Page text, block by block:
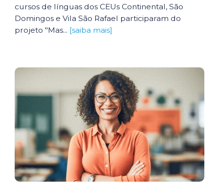
cursos de línguas dos CEUs Continental, São
Domingos e Vila São Rafael participaram do
projeto "Mas... [saiba mais]